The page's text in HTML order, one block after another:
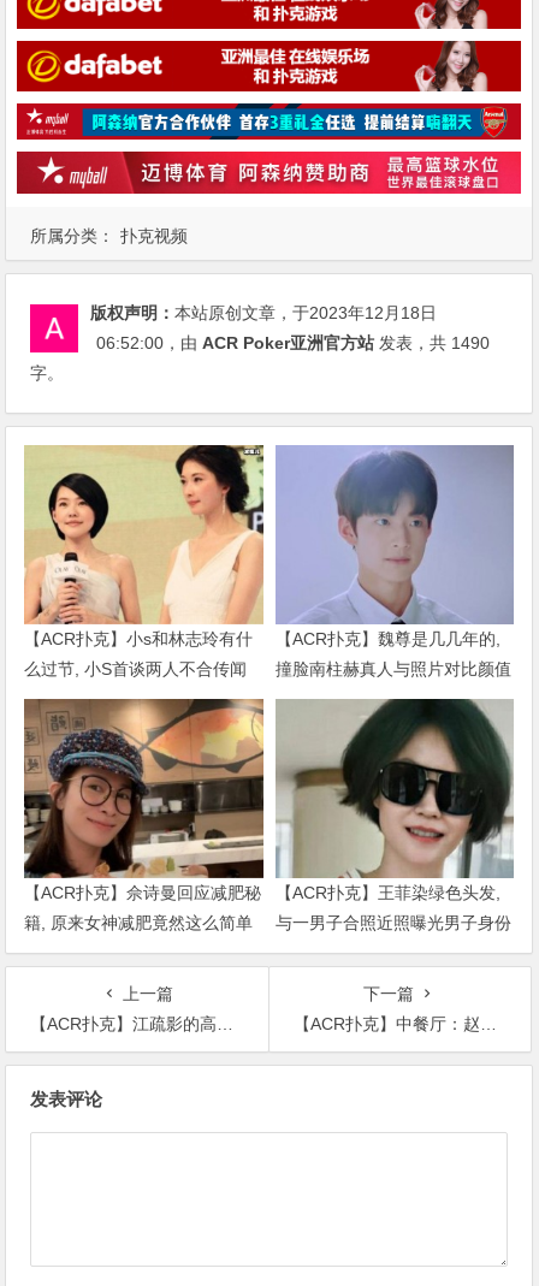
所属分类： 扑克视频
版权声明：本站原创文章，于2023年12月18日
06:52:00 ，由ACR Poker亚洲官方站 发表，共 1490
字。
【ACR扑克】小s和林志玲有什
么过节, 小S首谈两人不合传闻
说了什么
【ACR扑克】魏尊是几几年的,
撞脸南柱赫真人与照片对比颜值
被质疑
【ACR扑克】佘诗曼回应减肥秘
籍, 原来女神减肥竟然这么简单
【ACR扑克】王菲染绿色头发,
与一男子合照近照曝光男子身份
被扒出
上一篇
【ACR扑克】江疏影的高开叉一字肩长裙，这大长腿也太令人遐想了吧
下一篇
【ACR扑克】中餐厅：赵丽颖买菜爬不动台阶，黄晓明绅士救美细节见人品
发表评论